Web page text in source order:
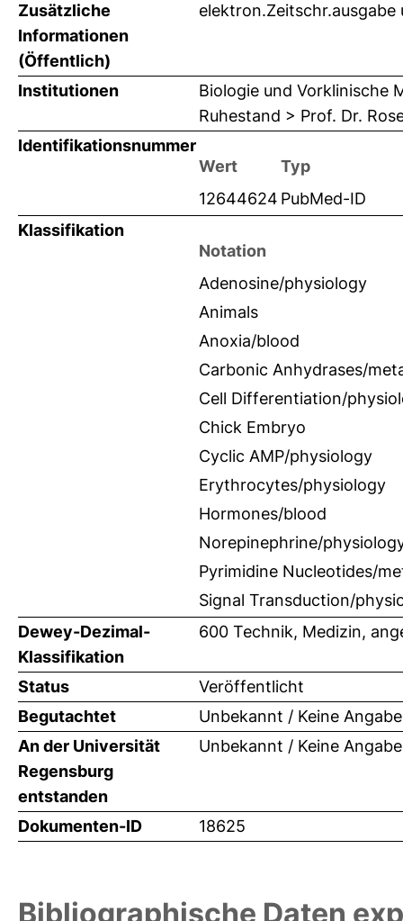
Zusätzliche
Informationen
(Öffentlich)
elektron.Zeitschr.ausgabe
Institutionen
Biologie und Vorklinische
Ruhestand > Prof. Dr.
Identifikationsnummer
Wert
Typ
12644624 PubMed-ID
Klassifikation
Notation
Adenosine/physiology
Animals
Anoxia/blood
Carbonic Anhydrases/
Cell Differentiation/
Chick Embryo
Cyclic AMP/physiology
Erythrocytes/physiology
Hormones/blood
Norepinephrine/
Pyrimidine Nucleotides/
Signal Transduction/
Dewey-Dezimal-
Klassifikation
600 Technik, Medizin,
Status
Veröffentlicht
Begutachtet
Unbekannt / Keine Angabe
An der Universität
Regensburg
entstanden
Unbekannt / Keine Angabe
Dokumenten-ID 18625
Bibliographische Daten